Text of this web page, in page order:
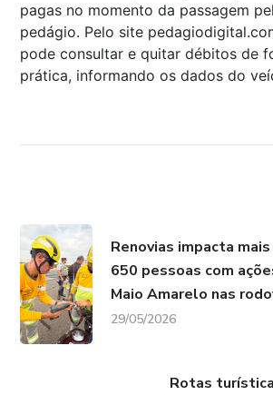
pagas no momento da passagem
pedágio. Pelo site
pode consultar e quitar débitos de
prática, informando os dados do
Renovias impacta
650 pessoas com
Maio Amarelo nas
29/05/2026
Rotas